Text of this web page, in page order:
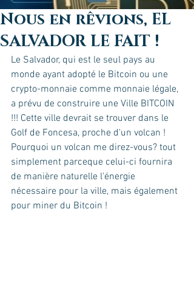
Nous en rêvions, EL
SALVADOR LE FAIT !
Le Salvador, qui est le seul pays au
monde ayant adopté le Bitcoin ou une
crypto-monnaie comme monnaie légale,
a prévu de construire une Ville BITCOIN
!!! Cette ville devrait se trouver dans le
Golf de Foncesa, proche d'un volcan !
Pourquoi un volcan me direz-vous? tout
simplement parceque celui-ci fournira
de manière naturelle l'énergie
nécessaire pour la ville, mais également
pour miner du Bitcoin !